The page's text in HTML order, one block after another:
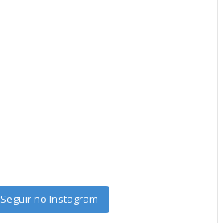
Seguir no Instagram